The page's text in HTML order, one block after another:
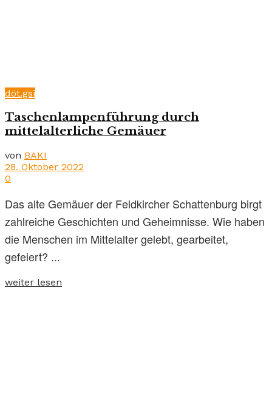
döt.gsi
Taschenlampenführung durch
mittelalterliche Gemäuer
von BAKI
28. Oktober 2022
0
Das alte Gemäuer der Feldkircher Schattenburg birgt
zahlreiche Geschichten und Geheimnisse. Wie haben
die Menschen im Mittelalter gelebt, gearbeitet,
gefeiert? ...
weiter lesen